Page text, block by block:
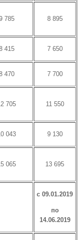
785 8 895
415 7 650
470 7 700
705 11 550
043 9 130
065 13 695
с 09.01.2019
по
14.06.2019